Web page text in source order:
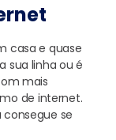
casa e quase
sua linha oué
mais
de internet.
consegue se